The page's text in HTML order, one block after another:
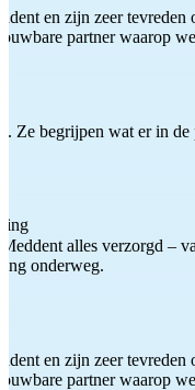
en zijn zeer
partner waarop
Ze begrijpen wat er in
alles verzorgd –
onderweg.
en zijn zeer
partner waarop